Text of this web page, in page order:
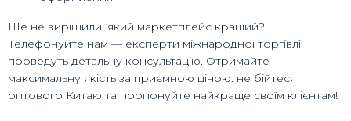
Ще не вирішили, який маркетплейс кращий?
Телефонуйте нам — експерти міжнародної торгівлі
проведуть детальну консультацію. Отримайте
максимальну якість за приємною ціною: не бійтеся
оптового Китаю та пропонуйте найкраще своїм клієнтам!